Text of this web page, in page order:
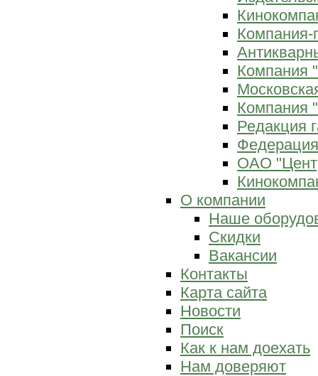
Компания-
Компания
Компания
Редакция
ОАО
О компании
Наше
Скидки
Вакансии
Контакты
Карта сайта
Новости
Поиск
Как к нам доехать
Нам доверяют